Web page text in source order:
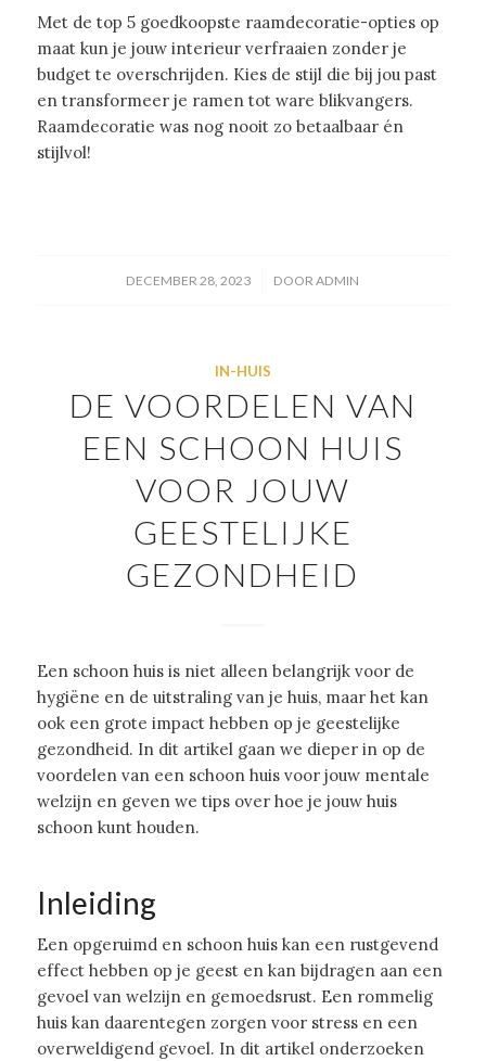
Met de top 5 goedkoopste raamdecoratie-opties op
maat kun je jouw interieur verfraaien zonder je
budget te overschrijden. Kies de stijl die bij jou past
en transformeer je ramen tot ware blikvangers.
Raamdecoratie was nog nooit zo betaalbaar én
stijlvol!
DECEMBER 28, 2023
/ DOORADMIN
IN-HUIS
DE VOORDELEN VAN
EEN SCHOON HUIS
VOOR JOUW
GEESTELIJKE
GEZONDHEID
Een schoon huis is niet alleen belangrijk voor de
hygiëne en de uitstraling van je huis, maar het kan
ook een grote impact hebben op je geestelijke
gezondheid. In dit artikel gaan we dieper in op de
voordelen van een schoon huis voor jouw mentale
welzijn en geven we tips over hoe je jouw huis
schoon kunt houden.
Inleiding
Een opgeruimd en schoon huis kan een rustgevend
effect hebben op je geest en kan bijdragen aan een
gevoel van welzijn en gemoedsrust. Een rommelig
huis kan daarentegen zorgen voor stress en een
overweldigend gevoel. In dit artikel onderzoeken